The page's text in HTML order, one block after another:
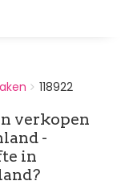
118922
verkopen
-
in